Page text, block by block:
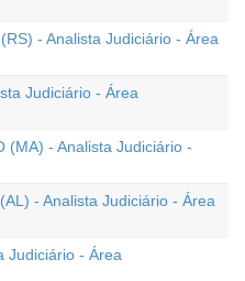
- Analista Judiciário - Área
Judiciário - Área
(MA) - Analista Judiciário -
- Analista Judiciário - Área
Judiciário - Área